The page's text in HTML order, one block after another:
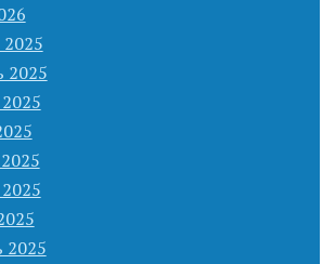
2025
2025